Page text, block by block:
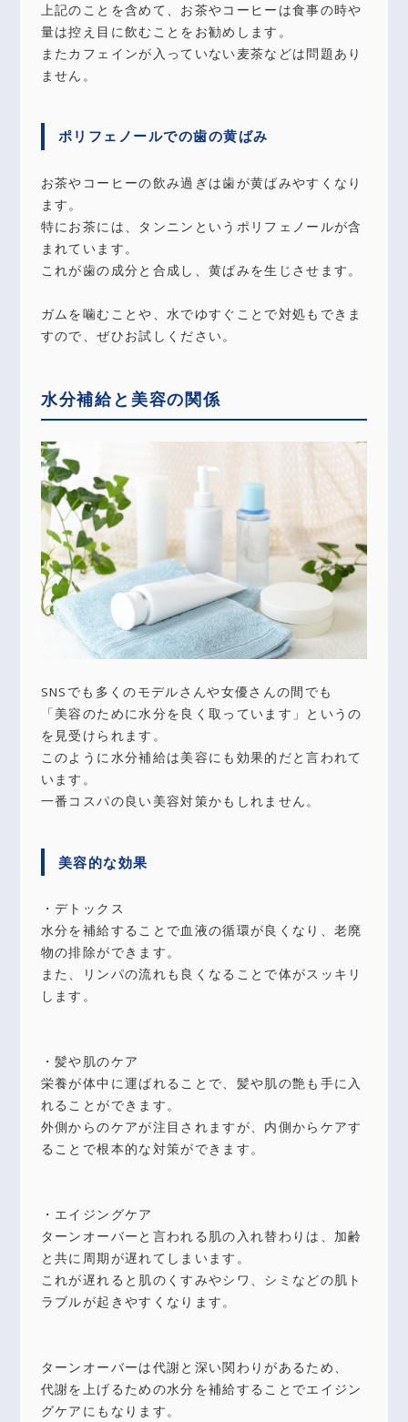
上記のことを含めて、お茶やコーヒーは食事の時や
量は控え目に飲むことをお勧めします。
またカフェインが入っていない麦茶などは問題あり
ません。
ポリフェノールでの歯の黄ばみ
お茶やコーヒーの飲み過ぎは歯が黄ばみやすくなり
ます。
特にお茶には、タンニンというポリフェノールが含
まれています。
これが歯の成分と合成し、黄ばみを生じさせます。
ガムを噛むことや、水でゆすぐことで対処もできま
すので、ぜひお試しください。
水分補給と美容の関係
SNSでも多くのモデルさんや女優さんの間でも
「美容のために水分を良く取っています」というの
を見受けられます。
このように水分補給は美容にも効果的だと言われて
います。
一番コスパの良い美容対策かもしれません。
美容的な効果
・デトックス
水分を補給することで血液の循環が良くなり、老廃
物の排除ができます。
また、リンパの流れも良くなることで体がスッキリ
します。
・髪や肌のケア
栄養が体中に運ばれることで、髪や肌の艶も手に入
れることができます。
外側からのケアが注目されますが、内側からケアす
ることで根本的な対策ができます。
・エイジングケア
ターンオーバーと言われる肌の入れ替わりは、加齢
と共に周期が遅れてしまいます。
これが遅れると肌のくすみやシワ、シミなどの肌ト
ラブルが起きやすくなります。
ターンオーバーは代謝と深い関わりがあるため、
代謝を上げるための水分を補給することでエイジン
グケアにもなります。